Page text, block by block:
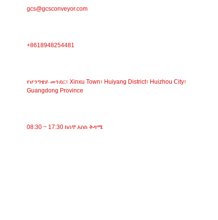
gcs@gcsconveyor.com
+8618948254481
የሆንግዌይ መንደር፣ Xinxu Town፣ Huiyang District፣ Huizhou City፣
Guangdong Province
08:30 ~ 17:30 ከሰኞ እስከ ቅዳሜ